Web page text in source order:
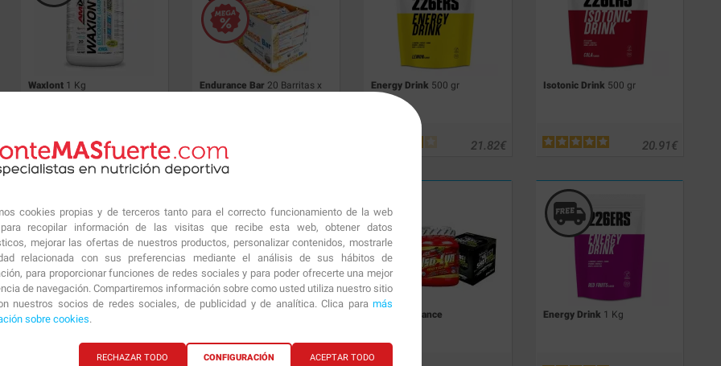
cookies propias y de terceros tanto para el correcto funcionamiento de la web
recopilar información de las visitas que recibe esta web, obtener datos
mejorar las ofertas de nuestros productos, personalizar contenidos, mostrarle
relacionada con sus preferencias mediante el análisis de sus hábitos de
para proporcionar funciones de redes sociales y para poder ofrecerte una mejor
de navegación. Compartiremos información sobre como usted utiliza nuestro sitio
nuestros socios de redes sociales, de publicidad y de analítica. Clica para más
sobre cookies.
ACEPTAR TODO
RECHAZAR TODO CONFIGURACIÓN
WaxIont1 Kg
€
27.18
Endurance Bar 20 Barritas x
Energy Drink 500 gr
€
21.82
Isotonic Drink 500 gr
€
20.91
Rock's GelCon Cafeína 5
Geles x 32 gr
Pack Endurance Energy Drink 1 Kg